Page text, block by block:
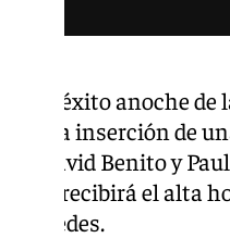
con éxito anoche
la inserción de
David Benito y
piloto recibirá el alta
en redes.